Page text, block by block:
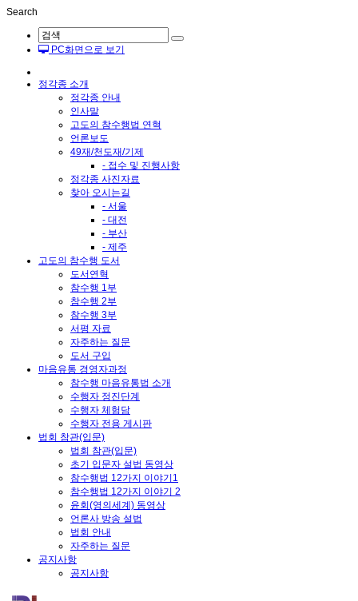
Search
PC화면으로 보기
정각종 소개
정각종 안내
인사말
고도의 참수행법 연혁
언론보도
49재/천도재/기제
- 접수 및 진행사항
정각종 사진자료
찾아 오시는길
- 서울
- 대전
- 부산
- 제주
고도의 참수행 도서
도서연혁
참수행 1부
참수행 2부
참수행 3부
서평 자료
자주하는 질문
도서 구입
마음유통 경영자과정
참수행 마음유통법 소개
수행자 정진단계
수행자 체험담
수행자 전용 게시판
법회 참관(입문)
법회 참관(입문)
초기 입문자 설법 동영상
참수행법 12가지 이야기1
참수행법 12가지 이야기 2
윤회(영의세계) 동영상
언론사 방송 설법
법회 안내
자주하는 질문
공지사항
공지사항
Sketchbook5, 스케치북5
Sketchbook5, 스케치북5